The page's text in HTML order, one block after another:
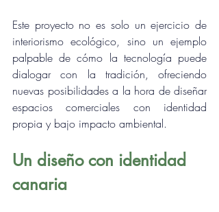
Este proyecto no es solo un ejercicio de
interiorismo ecológico, sino un ejemplo
palpable de cómo la tecnología puede
dialogar con la tradición, ofreciendo
nuevas posibilidades a la hora de diseñar
espacios comerciales con identidad
propia y bajo impacto ambiental.
Un diseño con identidad
canaria